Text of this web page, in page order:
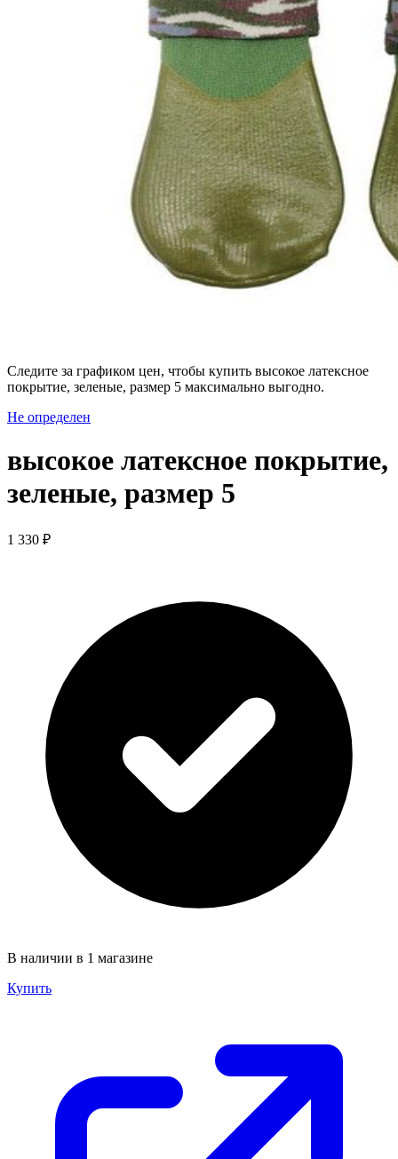
Следите за графиком цен, чтобы купить высокое латексное
покрытие, зеленые, размер 5 максимально выгодно.
Не определен
высокое латексное покрытие,
зеленые, размер 5
1 330 ₽
В наличии в 1 магазине
Купить